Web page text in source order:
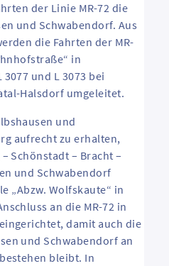
der Linie MR-72 die
und Schwabendorf. Aus
die Fahrten der MR-
in
und L 3073 bei
Halsdorf umgeleitet.
und
aufrecht zu erhalten,
Schönstadt – Bracht –
und Schwabendorf
„Abzw. Wolfskaute“ in
an die MR-72 in
damit auch die
und Schwabendorf an
bleibt. In